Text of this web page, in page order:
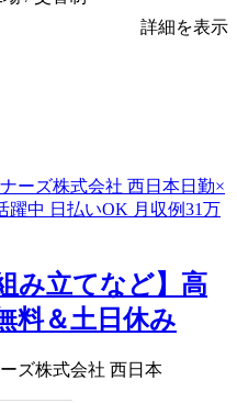
詳細を表示
み立てなど】高
料＆土日休み
ズ株式会社 西日本